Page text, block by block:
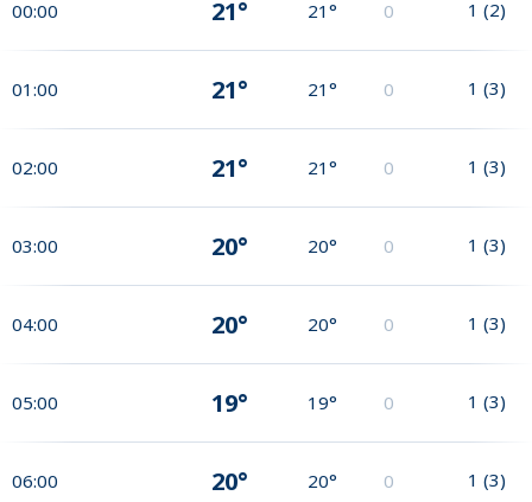
00:00 21° 21° 0 1 (2)
01:00 21° 21° 0 1 (3)
02:00 21° 21° 0 1 (3)
03:00 20° 20° 0 1 (3)
04:00 20° 20° 0 1 (3)
05:00 19° 19° 0 1 (3)
06:00 20° 20° 0 1 (3)